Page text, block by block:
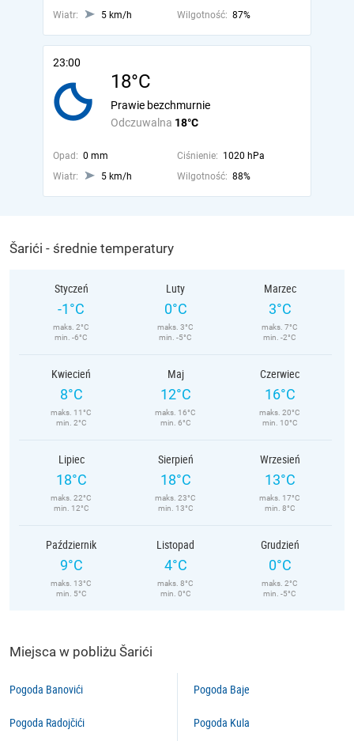
Wiatr: 5 km/h Wilgotność: 87%
23:00
18°C
Odczuwalna 18°C
Prawie bezchmurnie
Opad: 0 mm Ciśnienie: 1020 hPa
Wiatr:
5 km/h Wilgotność: 88%
Šarići - średnie temperatury
Styczeń
-1°C
maks. 2°C
min. -6°C
Luty
0°C
maks. 3°C
min. -5°C
Marzec
3°C
maks. 7°C
min. -2°C
Kwiecień
8°C
maks. 11°C
min. 2°C
Maj
12°C
maks. 16°C
min. 6°C
Czerwiec
16°C
maks. 20°C
min. 10°C
Lipiec
18°C
maks. 22°C
min. 12°C
Sierpień
18°C
maks. 23°C
min. 13°C
Wrzesień
13°C
maks. 17°C
min. 8°C
Październik
9°C
maks. 13°C
min. 5°C
Listopad
4°C
maks. 8°C
min. 0°C
Grudzień
0°C
maks. 2°C
min. -5°C
Miejsca w pobliżu Šarići
Pogoda Banovići
Pogoda Radojčići
Pogoda Baje
Pogoda Kula